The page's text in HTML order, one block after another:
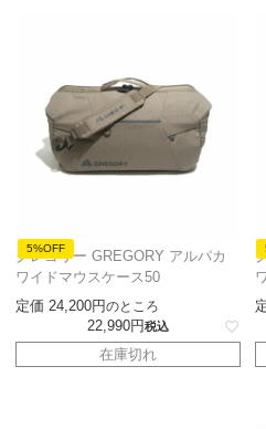
5%OFF
グレゴリー GREGORY アルパカ
ワイドマウスケース50
定価 24,200 のところ
22,990 税込
在庫切れ